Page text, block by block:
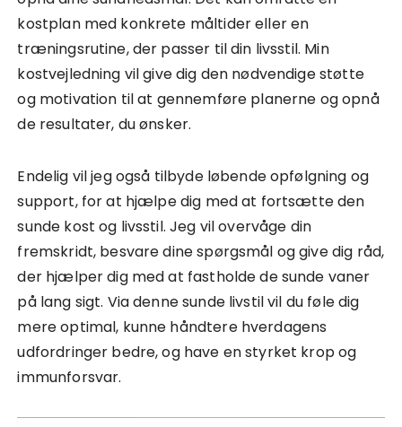
kostplan med konkrete måltider eller en
træningsrutine, der passer til din livsstil. Min
kostvejledning vil give dig den nødvendige støtte
og motivation til at gennemføre planerne og opnå
de resultater, du ønsker.
Endelig vil jeg også tilbyde løbende opfølgning og
support, for at hjælpe dig med at fortsætte den
sunde kost og livsstil. Jeg vil overvåge din
fremskridt, besvare dine spørgsmål og give dig råd,
der hjælper dig med at fastholde de sunde vaner
på lang sigt. Via denne sunde livstil vil du føle dig
mere optimal, kunne håndtere hverdagens
udfordringer bedre, og have en styrket krop og
immunforsvar.